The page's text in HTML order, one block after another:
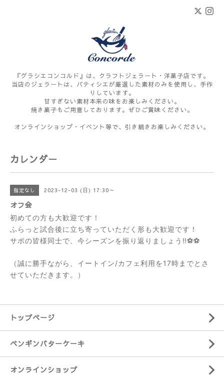
『グラシエコンコルド』は、クラフトジェラート・洋菓子店です。
当店のジェラートは、パティシエが厳選した素材のみを使用し、手作
りしています。
甘すぎない素材本来の味をお楽しみください。
焼き菓子もご用意しております。ぜひご賞味ください。
オンラインショップ・イベント等で、引き続きお楽しみください。
カレンダー
指定なし 2023-12-03 (日) 17:30～
オフ会
初めての方も大歓迎です！
ふらっと試合後に立ち寄っていただく形も大歓迎です！
サポの皆様同士で、今シーズンを振り返りましょう‼︎⚽️⚽️
（誠に勝手ながら、イートイン/カフェ利用を17時までとさ
せていただきます。）
トップページ
ペンギンバターケーキ
オンラインショップ